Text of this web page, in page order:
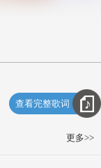
查看完整歌词
更多>>